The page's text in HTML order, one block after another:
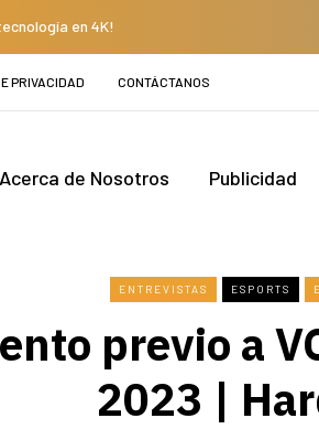
en 4K!
PRIVACIDAD CONTÁCTANOS
Acerca de Nosotros Publicidad
ENTREVISTAS ESPORTS
previo a
2023 |